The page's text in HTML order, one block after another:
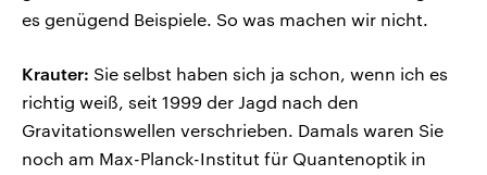
es genügend Beispiele. So was machen wir nicht.
Krauter: Sie selbst haben sich ja schon, wenn ich es
richtig weiß, seit 1999 der Jagd nach den
Gravitationswellen verschrieben. Damals waren Sie
noch am Max-Planck-Institut für Quantenoptik in